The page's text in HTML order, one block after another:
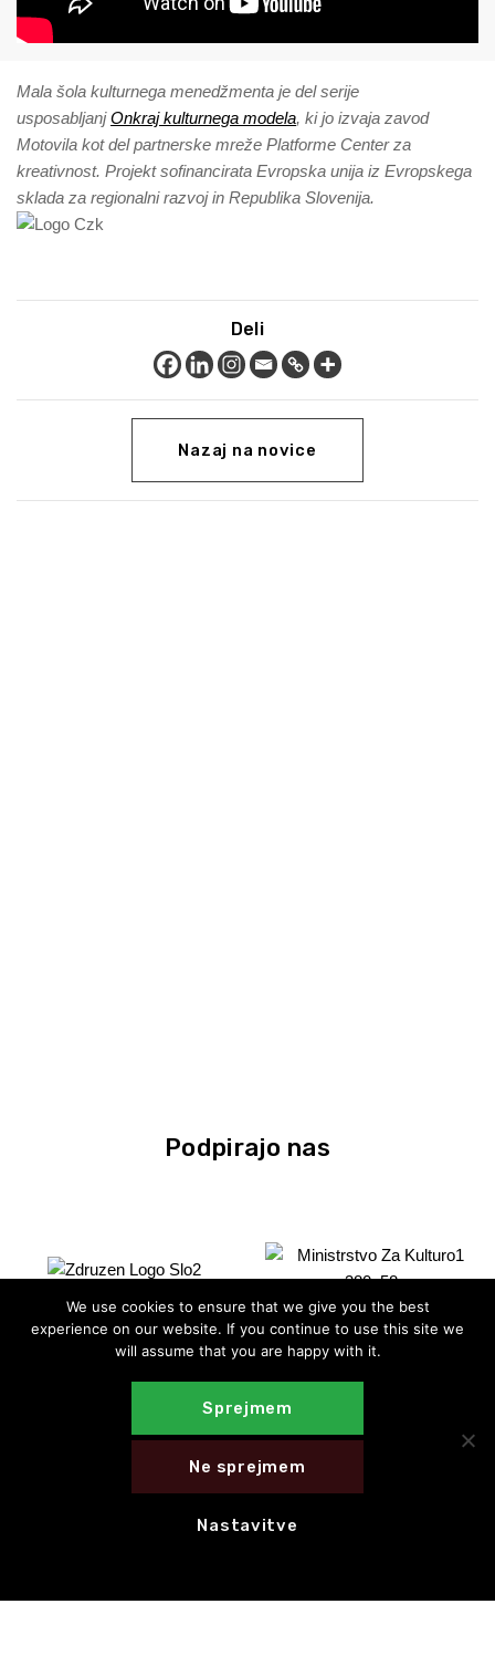
Mala šola kulturnega menedžmenta je del serije
usposabljanjOnkraj kulturnega modela, ki jo izvaja zavod
Motovila kot del partnerske mreže Platforme Center za
kreativnost. Projekt sofinancirata Evropska unija iz Evropskega
sklada za regionalni razvoj in Republika Slovenija.
Deli
Nazaj na novice
Podpirajo nas
We use cookies to ensure that we give you the best
experience on our website. If you continue to use this site we
will assume that you are happy with it.
Sprejmem
Ne sprejmem
Nastavitve